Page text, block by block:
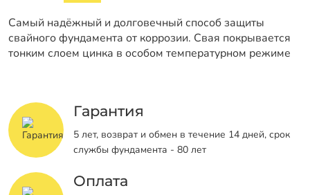
Самый надёжный и долговечный способ защиты
свайного фундамента от коррозии. Свая покрывается
тонким слоем цинка в особом температурном режиме
Гарантия
5 лет, возврат и обмен в течение 14 дней, срок
службы фундамента - 80 лет
Оплата